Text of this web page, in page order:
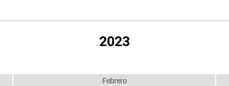
2023
Febrero